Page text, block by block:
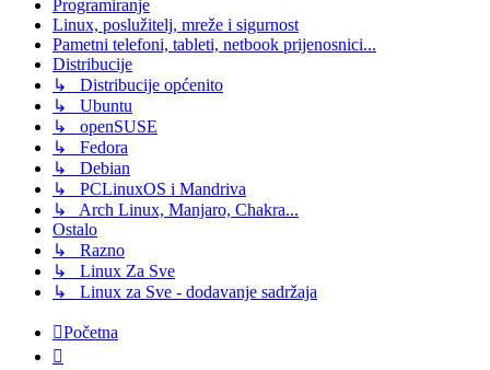
Programiranje
Linux, poslužitelj, mreže i sigurnost
Pametni telefoni, tableti, netbook prijenosnici...
Distribucije
↳ Distribucije općenito
↳ Ubuntu
↳ openSUSE
↳ Fedora
↳ Debian
↳ PCLinuxOS i Mandriva
↳ Arch Linux, Manjaro, Chakra...
Ostalo
↳ Razno
↳ Linux Za Sve
↳ Linux za Sve - dodavanje sadržaja
Početna